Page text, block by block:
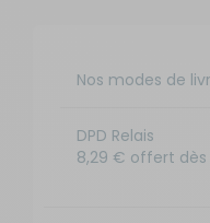
Nos modes de
DPD Relais
8,29 € offert